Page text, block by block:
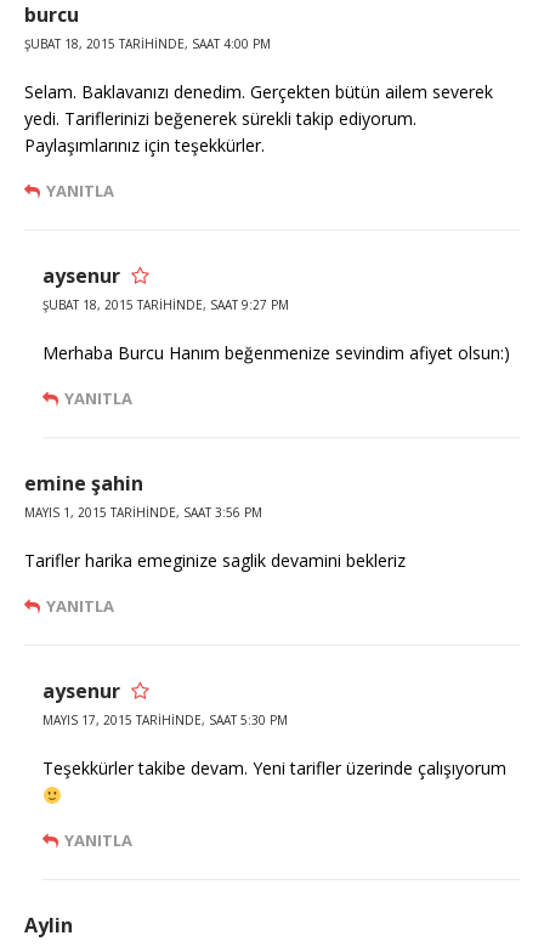
burcu
ŞUBAT 18, 2015 TARIHINDE, SAAT 4:00 PM
Selam. Baklavanızı denedim. Gerçekten bütün ailem severek
yedi. Tariflerinizi beğenerek sürekli takip ediyorum.
Paylaşımlarınız için teşekkürler.
YANITLA
aysenur
ŞUBAT 18, 2015 TARIHINDE, SAAT 9:27 PM
Merhaba Burcu Hanım beğenmenize sevindim afiyet olsun:)
YANITLA
emine şahin
MAYIS 1, 2015 TARIHINDE, SAAT 3:56 PM
Tarifler harika emeginize saglik devamini bekleriz
YANITLA
aysenur
MAYIS 17, 2015 TARIHINDE, SAAT 5:30 PM
Teşekkürler takibe devam. Yeni tarifler üzerinde çalışıyorum
YANITLA
Aylin